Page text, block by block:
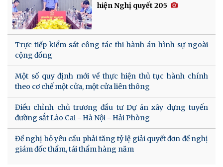
hiện Nghị quyết 205
Trực tiếp kiểm sát công tác thi hành án hình sự ngoài
cộng đồng
Một số quy định mới về thực hiện thủ tục hành chính
theo cơ chế một cửa, một cửa liên thông
Điều chỉnh chủ trương đầu tư Dự án xây dựng tuyến
đường sắt Lào Cai - Hà Nội - Hải Phòng
Đề nghị bỏ yêu cầu phải tăng tỷ lệ giải quyết đơn đề nghị
giám đốc thẩm, tái thẩm hàng năm